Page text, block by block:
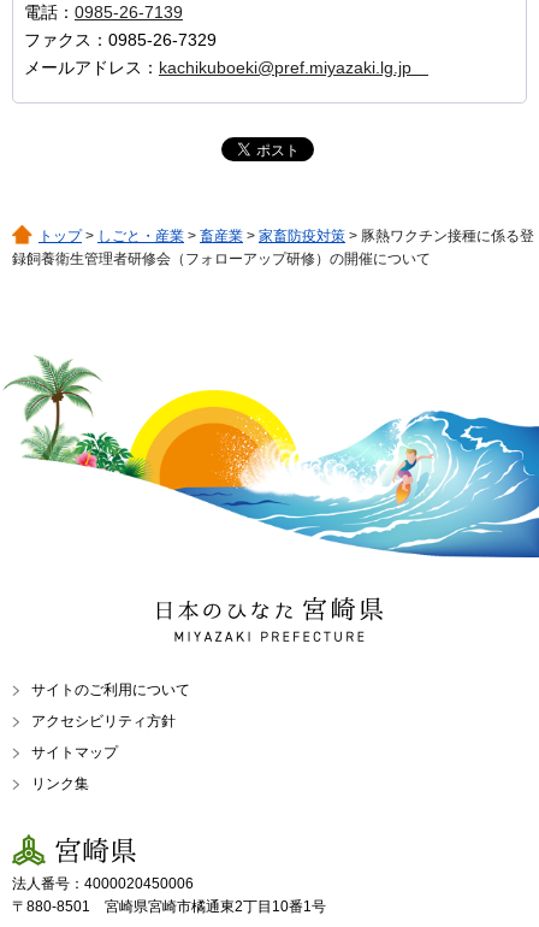
電話： 0985-26-7139
ファクス：0985-26-7329
メールアドレス： kachikuboeki@pref.miyazaki.lg.jp
トップ> しごと・産業 > 畜産業 > 家畜防疫対策 > 豚熱ワクチン接種に係る登
録飼養衛生管理者研修会（フォローアップ研修）の開催について
日本のひなた 宮崎県
MIYAZAKI PREFECTURE
サイトのご利用について
アクセシビリティ方針
サイトマップ
リンク集
宮崎県
法人番号：4000020450006
〒880-8501 宮崎県宮崎市橘通東2丁目10番1号